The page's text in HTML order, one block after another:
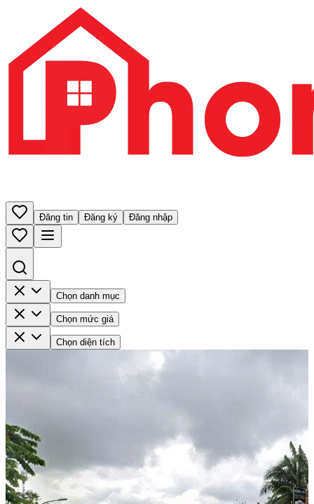
Đăng tin Đăng ký Đăng nhập
Chọn danh mục
Chọn mức giá
Chọn diện tích